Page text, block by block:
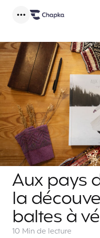
Aux pays
la
baltes à
10 Min de lecture